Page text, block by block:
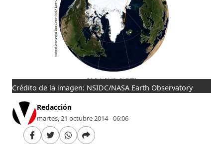
Crédito de la imagen: NSIDC/NASA Earth Observatory
Redacción
martes, 21 octubre 2014 - 06:06